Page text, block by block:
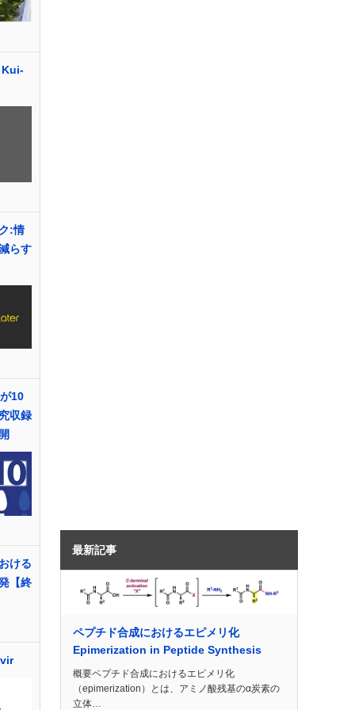
Kui-
:情
らす
10
収録
ける
【終
最新記事
ペプチド合成におけるエピメリ化
Epimerization in Peptide Synthesis
概要ペプチド合成におけるエピメリ化
（epimerization）とは、アミノ酸残基のα炭素の
立体…